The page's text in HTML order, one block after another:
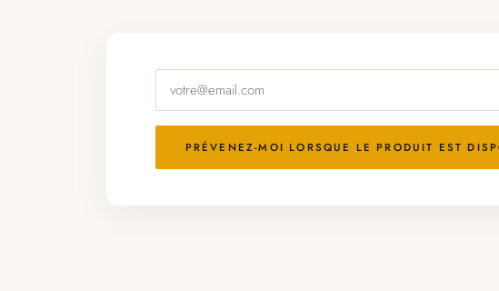
PRÉVENEZ-MOI LORSQUE LE PRODUIT EST